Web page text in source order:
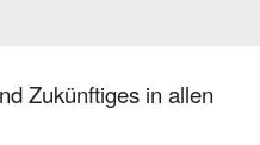
Zukünftiges in allen